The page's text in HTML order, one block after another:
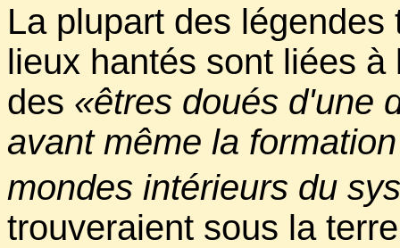
La plupart des
lieux hantés sont liées
des «êtres doués d'une
avant même la
mondes intérieurs du
trouveraient sous la